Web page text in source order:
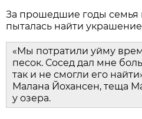
За прошедшие годы семья
пыталась найти
«Мы потратили уйму
песок. Сосед дал мне
так и не смогли его
Малана Йохансен, теща
у озера.